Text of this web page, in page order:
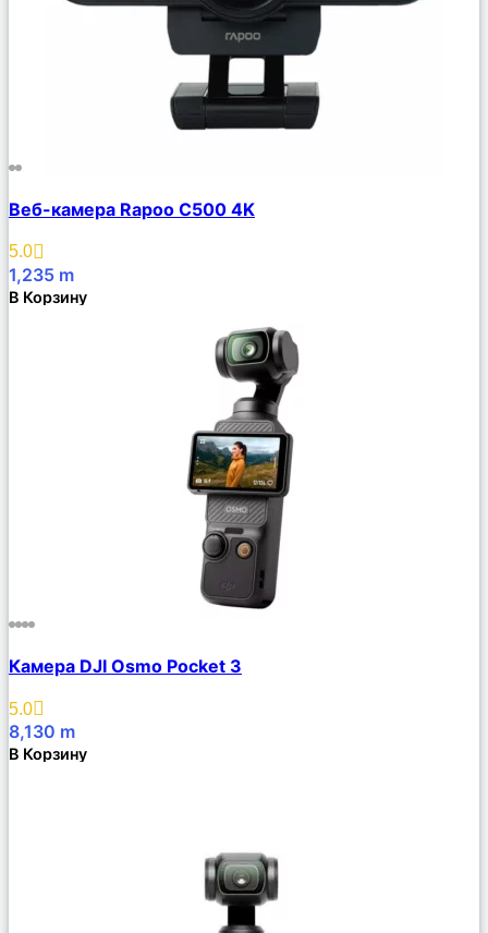
Описание
Избранное
Веб-камера Rapoo C500 4K
5.0
1,235 m
В Корзину
Описание
Избранное
Камера DJI Osmo Pocket 3
5.0
8,130 m
В Корзину